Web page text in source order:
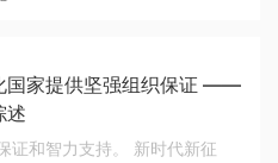
决问题。...
国家提供坚强组织保证 ——
述
证和智力支持。 新时代新征